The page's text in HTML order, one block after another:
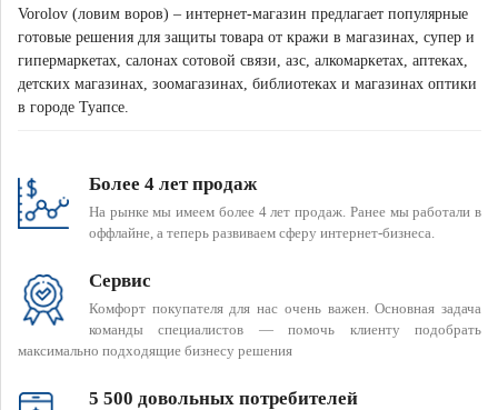
Vorolov (ловим воров) – интернет-магазин предлагает популярные
готовые решения для защиты товара от кражи в магазинах, супер и
гипермаркетах, салонах сотовой связи, азс, алкомаркетах, аптеках,
детских магазинах, зоомагазинах, библиотеках и магазинах оптики
в городе Туапсе.
Более 4 лет продаж
На рынке мы имеем более 4 лет продаж. Ранее мы работали в
оффлайне, а теперь развиваем сферу интернет-бизнеса.
Сервис
Комфорт покупателя для нас очень важен. Основная задача
команды специалистов — помочь клиенту подобрать
максимально подходящие бизнесу решения
5 500 довольных потребителей